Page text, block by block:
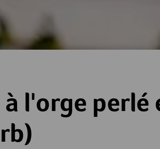
(low carb)
l'orge perlé